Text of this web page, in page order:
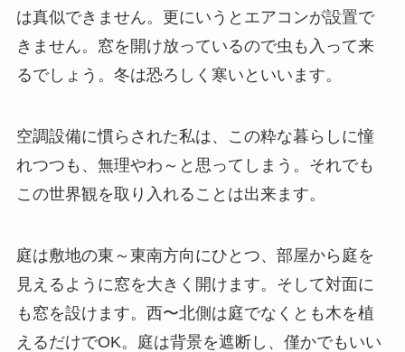
は真似できません。更にいうとエアコンが設置で
きません。窓を開け放っているので虫も入って来
るでしょう。冬は恐ろしく寒いといいます。
空調設備に慣らされた私は、この粋な暮らしに憧
れつつも、無理やわ～と思ってしまう。それでも
この世界観を取り入れることは出来ます。
庭は敷地の東～東南方向にひとつ、部屋から庭を
見えるように窓を大きく開けます。そして対面に
も窓を設けます。西〜北側は庭でなくとも木を植
えるだけでOK。庭は背景を遮断し、僅かでもいい